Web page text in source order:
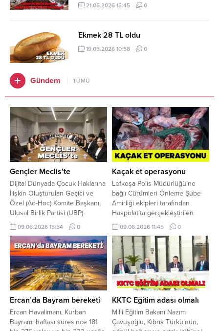
21.05.2026 15:45 0
Ekmek 28 TL oldu
19.05.2026 10:58 0
Gündem TÜMÜ
Gençler Meclis’te
Dijital Dünyada Çocuk Haklarına
İlişkin Oluşturulan Geçici ve
Özel (Ad-Hoc) Komite Başkanı,
Ulusal Birlik Partisi (UBP)
Milletvekili Dr. Hasan Küçük,
Cumhuriyet Meclisi’nde
gençlerle toplantı yaptı.
Meclis’ten verilen bilgiye göre,
toplantıya, UBP Milletvekilleri
Resmiye Eroğlu Canaltay ile
Emrah Yeşilırmak da katıldı.
Programın bir bölümüne
Cumhuriyet Meclisi Başkanı Ziya
Öztürkler de iştirak...
09.06.2026 15:54 0
Kaçak et operasyonu
Lefkoşa Polis Müdürlüğü’ne
bağlı Cürümleri Önleme Şube
Amirliği ekipleri tarafından
Haspolat’ta gerçekleştirilen
operasyonda, Güney Kıbrıs’tan
kanunsuz şekilde KKTC’ye
getirilen 1 ton 889 kilogram
küçük ve büyükbaş hayvan eti
ele geçirildi. Dün akşam
gerçekleştirilen operasyon
kapsamında bir şahsın
kullanımındaki araçta arama
yapan polis ekipleri, sağlıksız
koşullarda taşınan ve yasa dışı
yollarla...
09.06.2026 11:45 0
Ercan’da Bayram bereketi
Ercan Havalimanı, Kurban
Bayramı haftası süresince 181
KKTC Eğitim adası olmalı
Milli Eğitim Bakanı Nazım
Çavuşoğlu, Kıbrıs Türkü’nün,